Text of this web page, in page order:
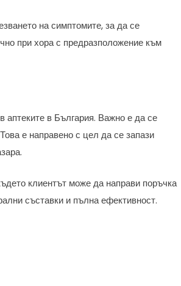
на симптомите, за да се
при хора с предразположение към
аптеките в България. Важно е да се
е направено с цел да се запази
клиентът може да направи поръчка
съставки и пълна ефективност.